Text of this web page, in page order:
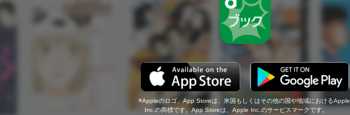
Appleのロゴ、App Storeは、米国もしくはその他の国や地域におけるApple
Inc.の商標です。App Storeは、Apple Inc.のサービスマークです。